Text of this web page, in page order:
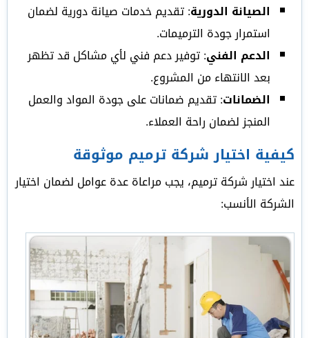
الصيانة الدورية: تقديم خدمات صيانة دورية لضمان
استمرار جودة الترميمات.
الدعم الفني: توفير دعم فني لأي مشاكل قد تظهر
بعد الانتهاء من المشروع.
الضمانات: تقديم ضمانات على جودة المواد والعمل
المنجز لضمان راحة العملاء.
كيفية اختيار شركة ترميم موثوقة
عند اختيار شركة ترميم، يجب مراعاة عدة عوامل لضمان اختيار
الشركة الأنسب: